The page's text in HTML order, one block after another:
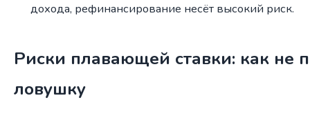
дохода, рефинансирование несёт высокий риск.
Риски плавающей ставки: как не
ловушку